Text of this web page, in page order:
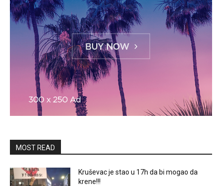
MOST READ
Kruševac je stao u 17h da bi mogao da
krene!!!